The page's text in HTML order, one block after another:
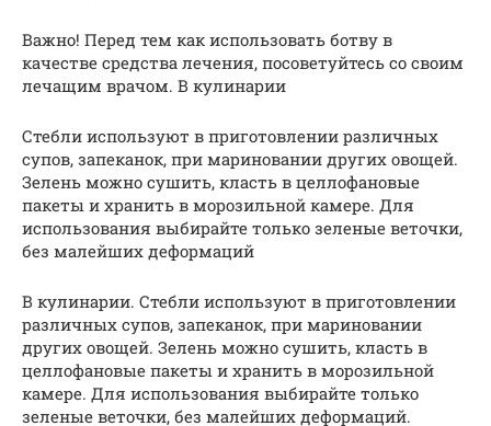
Важно! Перед тем как использовать ботву в
качестве средства лечения, посоветуйтесь со своим
лечащим врачом. В кулинарии
Стебли используют в приготовлении различных
супов, запеканок, при мариновании других овощей.
Зелень можно сушить, класть в целлофановые
пакеты и хранить в морозильной камере. Для
использования выбирайте только зеленые веточки,
без малейших деформаций
В кулинарии. Стебли используют в приготовлении
различных супов, запеканок, при мариновании
других овощей. Зелень можно сушить, класть в
целлофановые пакеты и хранить в морозильной
камере. Для использования выбирайте только
зеленые веточки, без малейших деформаций.